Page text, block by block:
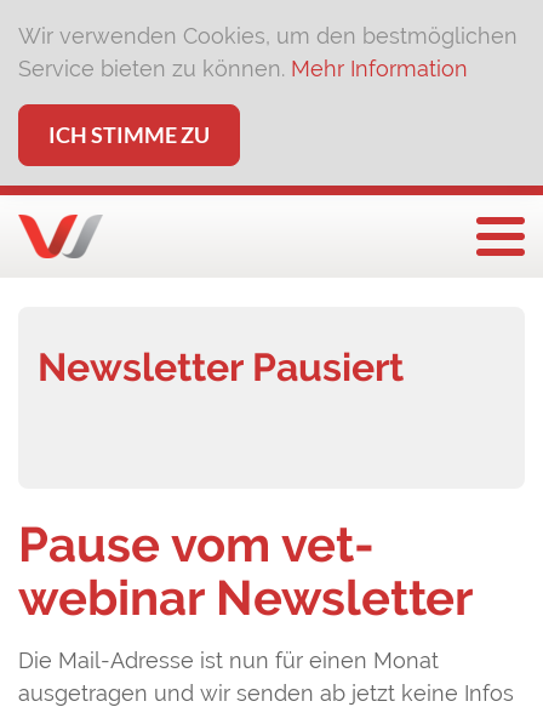
Wir verwenden Cookies, um den bestmöglichen
Service bieten zu können. Mehr Information
ICH STIMME ZU
Newsletter Pausiert
Pause vom vet-
webinar Newsletter
Die Mail-Adresse ist nun für einen Monat
ausgetragen und wir senden ab jetzt keine Infos